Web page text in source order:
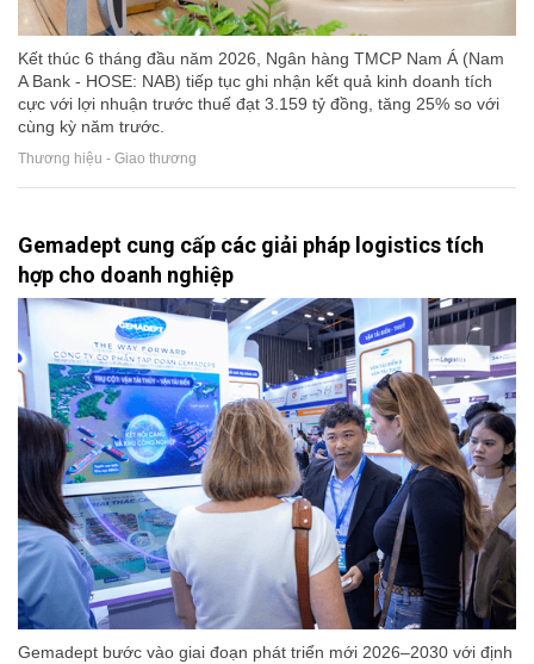
Kết thúc 6 tháng đầu năm 2026, Ngân hàng TMCP Nam Á (Nam
A Bank - HOSE: NAB) tiếp tục ghi nhận kết quả kinh doanh tích
cực với lợi nhuận trước thuế đạt 3.159 tỷ đồng, tăng 25% so với
cùng kỳ năm trước.
Thương hiệu - Giao thương
Gemadept cung cấp các giải pháp logistics tích
hợp cho doanh nghiệp
Gemadept bước vào giai đoạn phát triển mới 2026–2030 với định